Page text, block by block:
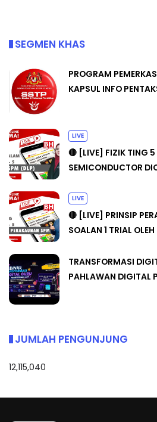
SEGMEN KHAS
PROGRAM
KAPSUL INFO
LIVE
🔴 [LIVE] FIZIK TING
SEMICONDUCTOR
LIVE
🔴 [LIVE] PRINSIP
SOALAN 1 TRIAL
TRANSFORMASI
PAHLAWAN DIGITAL
JUMLAH PENGUNJUNG
12,115,040